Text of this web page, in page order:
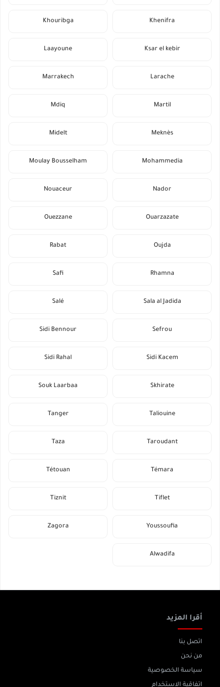
Khenifra
Khouribga
Ksar el kebir
Laayoune
Larache
Marrakech
Martil
Mdiq
Meknès
Midelt
Mohammedia
Moulay Bousselham
Nador
Nouaceur
Ouarzazate
Ouezzane
Oujda
Rabat
Rhamna
Safi
Sala al Jadida
Salé
Sefrou
Sidi Bennour
Sidi Kacem
Sidi Rahal
Skhirate
Souk Laarbaa
Taliouine
Tanger
Taroudant
Taza
Témara
Tétouan
Tiflet
Tiznit
Youssoufia
Zagora
Alwadifa
أقرا المزيد
اتصل بنا
من نحن
سياسة الخصوصية
اتفاقية الاستخدام